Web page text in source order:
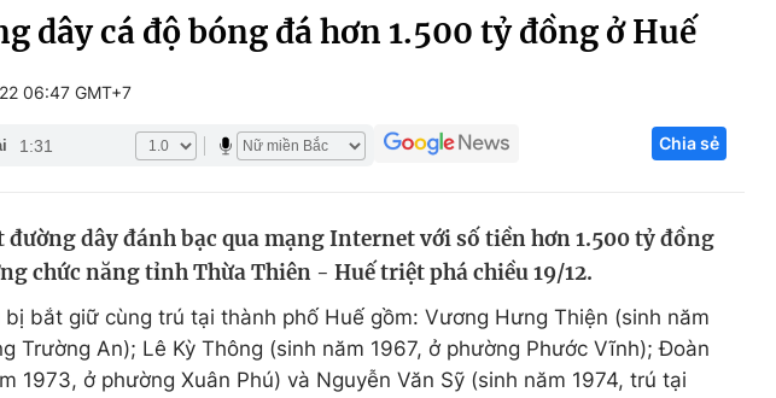
Infographic
đẹp
Giáo dục
Học trực tuyến
Công nghệ
Sản phẩm
Tư vấn
dây cá độ bóng đá hơn 1.500 tỷ đồng ở Huế
06:47 GMT+7
1:31 Chia sẻ
dây đánh bạc qua mạng Internet với số tiền hơn 1.500 tỷ đồng
chức năng tỉnh Thừa Thiên - Huế triệt phá chiều 19/12.
bắt giữ cùng trú tại thành phố Huế gồm: Vương Hưng Thiện (sinh năm
Trường An); Lê Kỳ Thông (sinh năm 1967, ở phường Phước Vĩnh); Đoàn
1973, ở phường Xuân Phú) và Nguyễn Văn Sỹ (sinh năm 1974, trú tại